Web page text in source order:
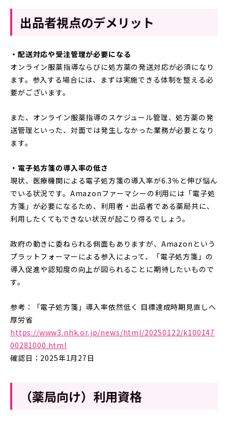
出品者視点のデメリット
・配送対応や受注管理が必要になる
オンライン服薬指導ならびに処方薬の発送対応が必須になり
ます。参入する場合には、まずは実施できる体制を整える必
要がございます。
また、オンライン服薬指導のスケジュール管理、処方薬の発
送管理といった、対面では発生しなかった業務が必要となり
ます。
・電子処方箋の導入率の低さ
現状、医療機関による電子処方箋の導入率が6.3％と伸び悩ん
でいる状況です。Amazonファーマシーの利用には「電子処
方箋」が必要になるため、利用者・出品者である薬局共に、
利用したくてもできない状況が起こり得るでしょう。
政府の動きに委ねられる側面もありますが、Amazonという
プラットフォーマーによる参入によって、「電子処方箋」の
導入促進や認知度の向上が図られることに期待したいもので
す。
参考：「電子処方箋」導入率依然低く 目標達成時期見直しへ
厚労省
https://www3.nhk.or.jp/news/html/20250122/k100147
00281000.html
確認日：2025年1月27日
（薬局向け）利用資格